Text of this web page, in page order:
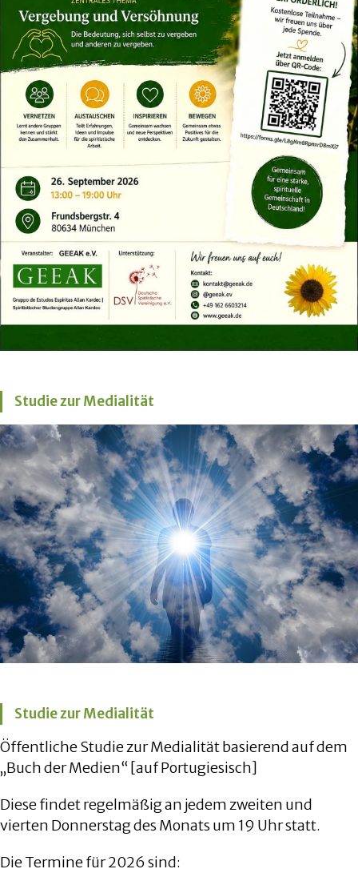
Studie zur Medialität
Studie zur Medialität
Öffentliche Studie zur Medialität basierend auf dem
„Buch der Medien“ [auf Portugiesisch]
Diese findet regelmäßig an jedem zweiten und
vierten Donnerstag des Monats um 19 Uhr statt.
Die Termine für 2026 sind: